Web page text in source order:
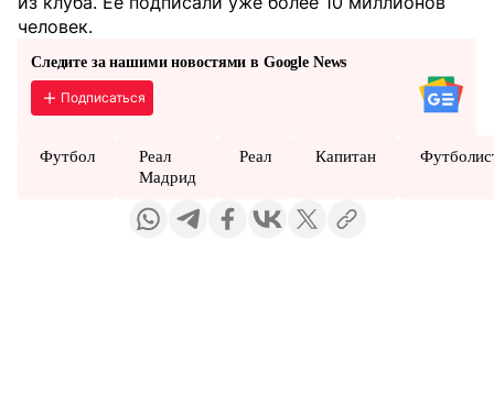
человек.
Следите за нашими новостями в Google News
Подписаться
Футбол
Реал
Мадрид
Реал Капитан